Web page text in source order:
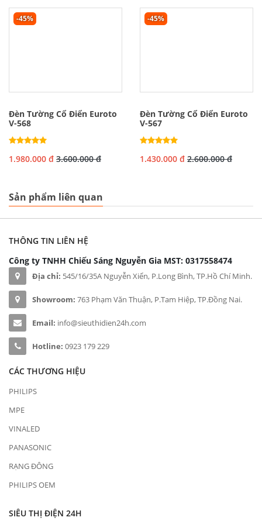
-45%
Đèn Tường Cổ Điển Euroto
V-568
1.980.000 đ 3.600.000 đ
-45%
Đèn Tường Cổ Điển Euroto
V-567
1.430.000 đ 2.600.000 đ
Sản phẩm liên quan
THÔNG TIN LIÊN HỆ
Công ty TNHH Chiếu Sáng Nguyễn Gia MST: 0317558474
Địa chỉ: 545/16/35A Nguyễn Xiển, P.Long Bình, TP.Hồ Chí Minh.
Showroom: 763 Phạm Văn Thuận, P.Tam Hiệp, TP.Đồng Nai.
Email: info@sieuthidien24h.com
Hotline: 0923 179 229
CÁC THƯƠNG HIỆU
PHILIPS
MPE
VINALED
PANASONIC
RẠNG ĐÔNG
PHILIPS OEM
SIÊU THỊ ĐIỆN 24H